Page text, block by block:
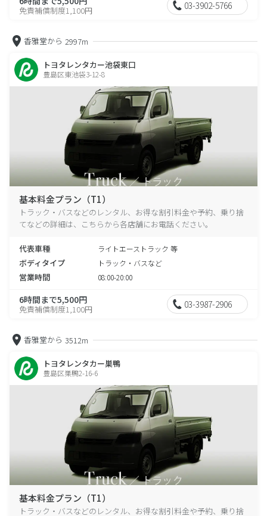
免責補償制度1,100円 03-3902-5766
香雅堂から 2997m
トヨタレンタカー池袋東口
豊島区東池袋3-12-8
基本料金プラン（T1）
トラック・バスなどのレンタル、お得な割引料金や予約、乗り捨
てなどの詳細は、こちらから各店舗にお電話ください。
代表車種 ライトエーストラック 等
ボディタイプ トラック・バスなど
営業時間 08:00-20:00
6時間まで5,500円
免責補償制度1,100円 03-3987-2906
香雅堂から 3512m
トヨタレンタカー巣鴨
豊島区巣鴨2-16-6
基本料金プラン（T1）
トラック・バスなどのレンタル、お得な割引料金や予約、乗り捨